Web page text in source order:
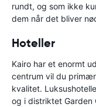
rundt, og som ikke
dem når det bliver
Hoteller
Kairo har et enormt
centrum vil du
kvalitet.
og i distriktet Garden